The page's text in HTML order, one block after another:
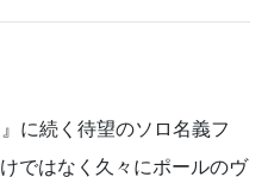
に続く待望のソロ名義フ
ではなく久々にポールのヴ